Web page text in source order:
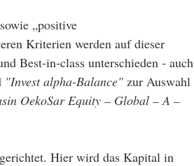
„positive
Kriterien werden auf dieser
Best-in-class unterschieden - auch
"Invest alpha-Balance" zur Auswahl
OekoSar Equity – Global – A –
Hier wird das Kapital in